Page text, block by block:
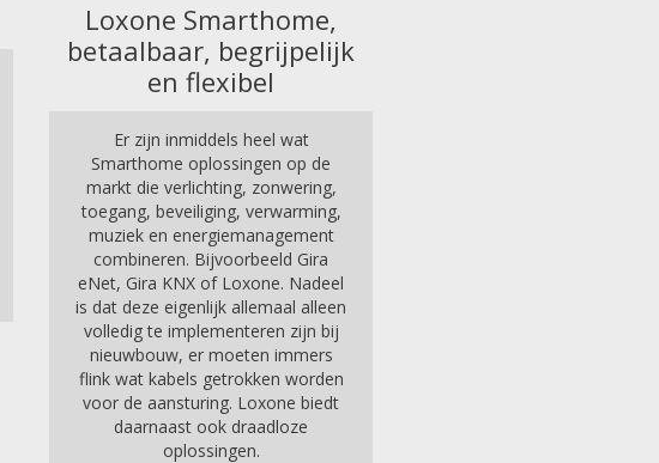
Loxone Smarthome,
betaalbaar, begrijpelijk
en flexibel
Er zijn inmiddels heel wat
Smarthome oplossingen op de
markt die verlichting, zonwering,
toegang, beveiliging, verwarming,
muziek en energiemanagement
combineren. Bijvoorbeeld Gira
eNet, Gira KNX of Loxone. Nadeel
is dat deze eigenlijk allemaal alleen
volledig te implementeren zijn bij
nieuwbouw, er moeten immers
flink wat kabels getrokken worden
voor de aansturing. Loxone biedt
daarnaast ook draadloze
oplossingen.